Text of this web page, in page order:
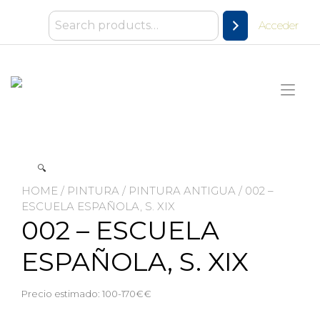
Acceder
🔍
HOME / PINTURA / PINTURA ANTIGUA / 002 –
ESCUELA ESPAÑOLA, S. XIX
002 – ESCUELA
ESPAÑOLA, S. XIX
Precio estimado: 100-170€€